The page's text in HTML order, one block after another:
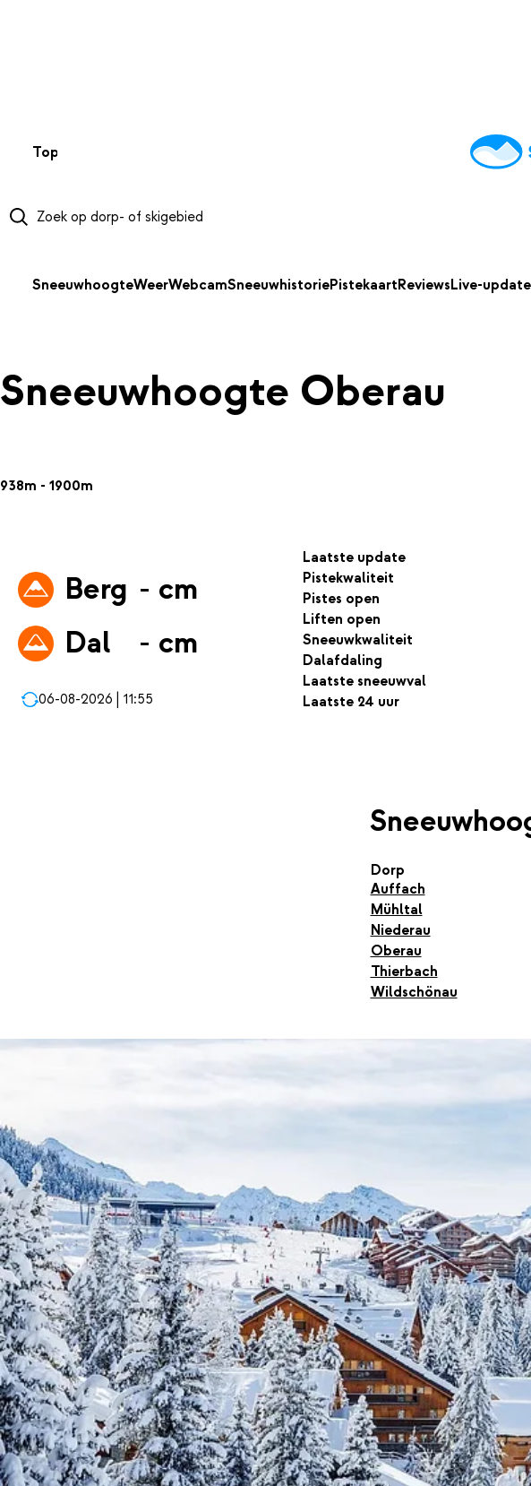
Top 50
SneeuwhoogteWeerWebcamSneeuwhistoriePistekaartReviewsLive-
Sneeuwhoogte Oberau
938m - 1900m
Berg - cm
Dal
- cm
06-08-2026 | 11:55
Laatste update
Pistekwaliteit
Pistes open
Liften open
Sneeuwkwaliteit
Dalafdaling
Laatste sneeuwval
Laatste 24 uur
Dorp
Auffach
Mühltal
Niederau
Oberau
Thierbach
Wildschönau